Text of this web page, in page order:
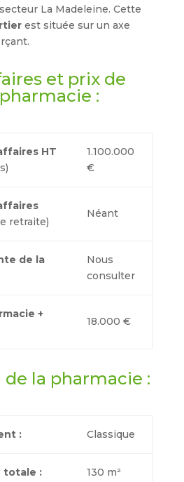
La Madeleine. Cette
est située sur un axe
et prix de
:
HT
1.100.000
€
retraite)
Néant
de la
Nous
consulter
+
18.000 €
la pharmacie :
: Classique
totale : 130 m²